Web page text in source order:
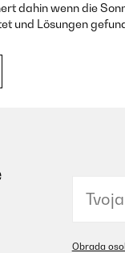
dahin wenn die
und Lösungen
Der Akku hält
Obrada